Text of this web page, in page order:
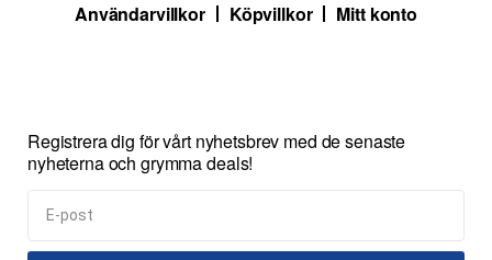
Användarvillkor
Köpvillkor Mitt konto
Registrera dig för vårt nyhetsbrev med de senaste
nyheterna och grymma deals!